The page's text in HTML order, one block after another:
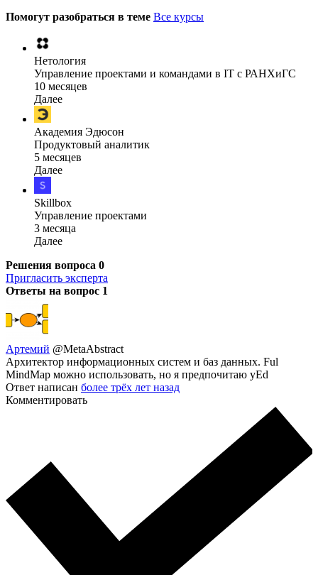
Помогут разобраться в теме Все курсы
Нетология
Управление проектами и командами в IT с РАНХиГС
10 месяцев
Далее
Академия Эдюсон
Продуктовый аналитик
5 месяцев
Далее
Skillbox
Управление проектами
3 месяца
Далее
Решения вопроса 0
Пригласить эксперта
Ответы на вопрос 1
Артемий @MetaAbstract
Архитектор информационных систем и баз данных. Ful
MindMap можно использовать, но я предпочитаю yEd
Ответ написан более трёх лет назад
Комментировать